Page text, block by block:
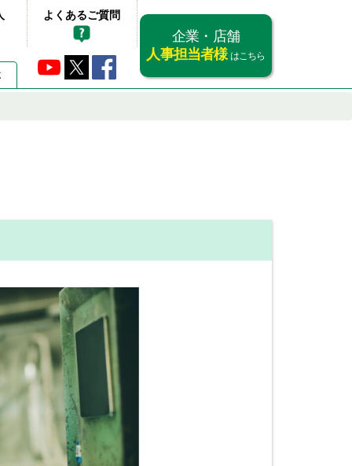
よくあるご質問
企業・店舗
人事担当者様 はこちら